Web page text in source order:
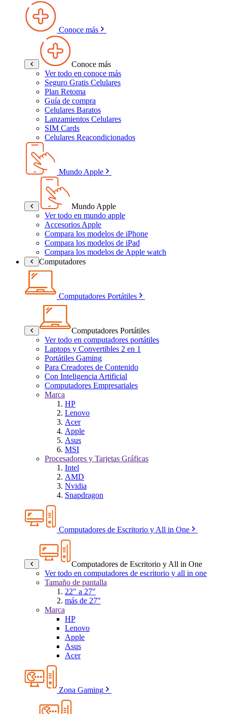
Conoce más
Conoce más
Ver todo en conoce más
Seguro Gratis Celulares
Plan Retoma
Guía de compra
Celulares Baratos
Lanzamientos Celulares
SIM Cards
Celulares Reacondicionados
Mundo Apple
Mundo Apple
Ver todo en mundo apple
Accesorios Apple
Compara los modelos de iPhone
Compara los modelos de iPad
Compara los modelos de Apple watch
Computadores
Computadores Portátiles
Computadores Portátiles
Ver todo en computadores portátiles
Laptops y Convertibles 2 en 1
Portátiles Gaming
Para Creadores de Contenido
Con Inteligencia Artificial
Computadores Empresariales
Marca
HP
Lenovo
Acer
Apple
Asus
MSI
Procesadores y Tarjetas Gráficas
Intel
AMD
Nvidia
Snapdragon
Computadores de Escritorio y All in One
Computadores de Escritorio y All in One
Ver todo en computadores de escritorio y all in one
Tamaño de pantalla
22" a 27"
más de 27"
Marca
HP
Lenovo
Apple
Asus
Acer
Zona Gaming